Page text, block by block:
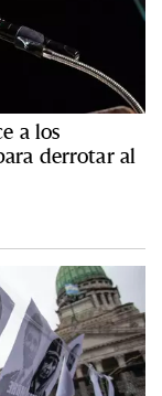
a los
derrotar al